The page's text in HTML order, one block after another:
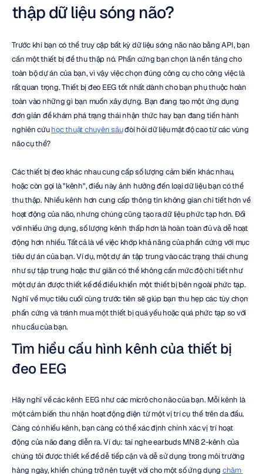
thập dữ liệu sóng não?
Trước khi bạn có thể truy cập bất kỳ dữ liệu sóng não nào bằng API, bạn
cần một thiết bị để thu thập nó. Phần cứng bạn chọn là nền tảng cho
toàn bộ dự án của bạn, vì vậy việc chọn đúng công cụ cho công việc là
rất quan trọng. Thiết bị đeo EEG tốt nhất dành cho bạn phụ thuộc hoàn
toàn vào những gì bạn muốn xây dựng. Bạn đang tạo một ứng dụng
đơn giản để khám phá trạng thái nhận thức hay bạn đang tiến hành
nghiên cứu học thuật chuyên sâu đòi hỏi dữ liệu mật độ cao từ các vùng
não cụ thể?
Các thiết bị đeo khác nhau cung cấp số lượng cảm biến khác nhau,
hoặc còn gọi là "kênh", điều này ảnh hưởng đến loại dữ liệu bạn có thể
thu thập. Nhiều kênh hơn cung cấp thông tin không gian chi tiết hơn về
hoạt động của não, nhưng chúng cũng tạo ra dữ liệu phức tạp hơn. Đối
với nhiều ứng dụng, số lượng kênh thấp hơn là hoàn toàn đủ và dễ hoạt
động hơn nhiều. Tất cả là về việc khớp khả năng của phần cứng với mục
tiêu dự án của bạn. Ví dụ, một dự án tập trung vào các trạng thái chung
như sự tập trung hoặc thư giãn có thể không cần mức độ chi tiết như
một dự án được thiết kế để điều khiển một thiết bị bên ngoài phức tạp.
Nghĩ về mục tiêu cuối cùng trước tiên sẽ giúp bạn thu hẹp các tùy chọn
phần cứng và tránh mua một thiết bị quá yếu hoặc quá phức tạp so với
nhu cầu của bạn.
Tìm hiểu cấu hình kênh của thiết bị
đeo EEG
Hãy nghĩ về các kênh EEG như các micrô cho não của bạn. Mỗi kênh là
một cảm biến thu nhận hoạt động điện từ một vị trí cụ thể trên da đầu.
Càng có nhiều kênh, bạn càng có thể xác định chính xác vị trí hoạt
động của não đang diễn ra. Ví dụ: tai nghe earbuds MN8 2-kênh của
chúng tôi được thiết kế để dễ tiếp cận và dễ sử dụng trong môi trường
hàng ngày, khiến chúng trở nên tuyệt vời cho một số ứng dụng chăm